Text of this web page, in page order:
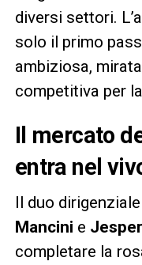
diversi settori.
solo il primo
ambiziosa,
competitiva per
Il mercato
entra nel
Il duo
Mancini e
completare la